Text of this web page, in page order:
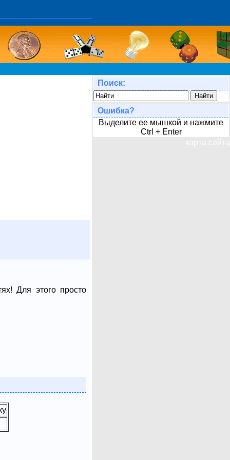
Для этого просто
Поиск:
Ошибка?
Выделите ее мышкой и нажмите
Ctrl + Enter